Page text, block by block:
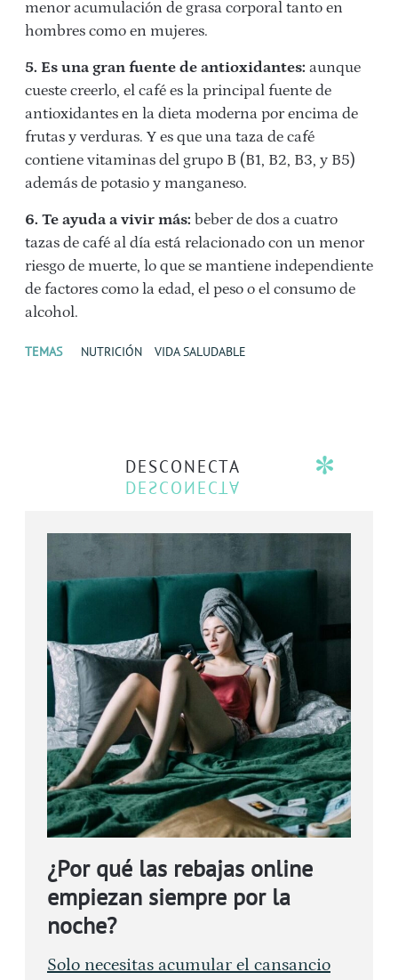
menor acumulación de grasa corporal tanto en
hombres como en mujeres.
5. Es una gran fuente de antioxidantes: aunque
cueste creerlo, el café es la principal fuente de
antioxidantes en la dieta moderna por encima de
frutas y verduras. Y es que una taza de café
contiene vitaminas del grupo B (B1, B2, B3, y B5)
además de potasio y manganeso.
6. Te ayuda a vivir más: beber de dos a cuatro
tazas de café al día está relacionado con un menor
riesgo de muerte, lo que se mantiene independiente
de factores como la edad, el peso o el consumo de
alcohol.
TEMAS NUTRICIÓN VIDA SALUDABLE
DESCONECTA
¿Por qué las rebajas online
empiezan siempre por la
noche?
Solo necesitas acumular el cansancio